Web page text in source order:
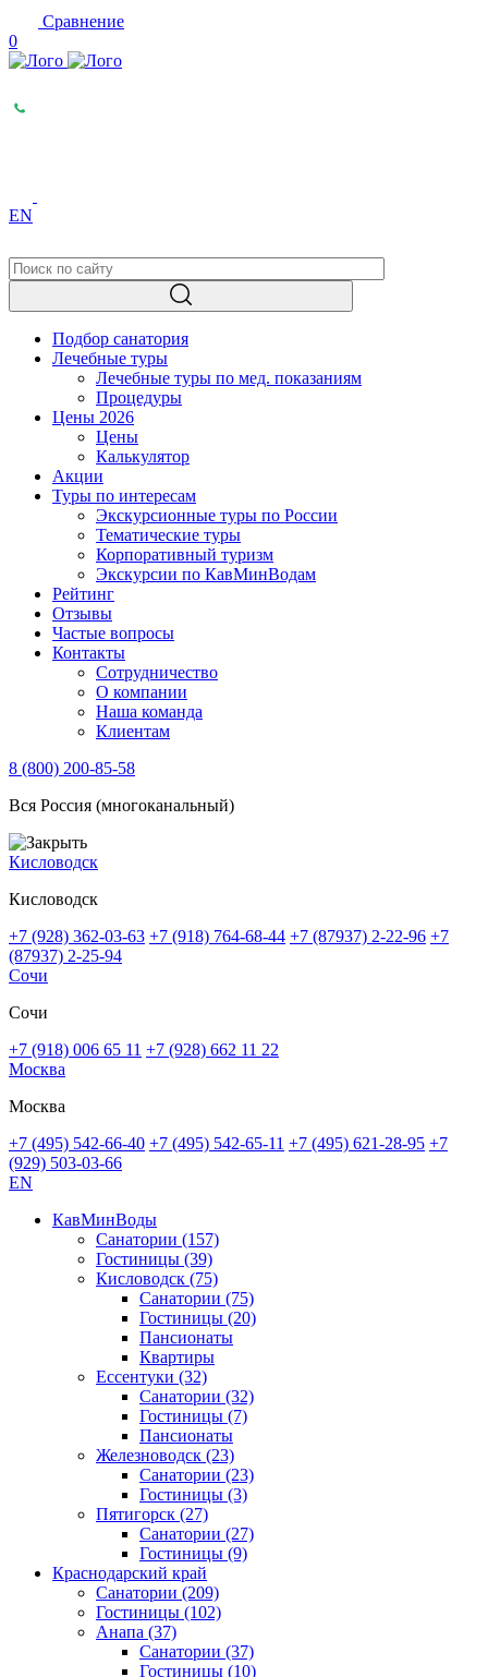
Сравнение
0
EN
Подбор санатория
Лечебные туры
Лечебные туры по мед. показаниям
Процедуры
Цены 2026
Цены
Калькулятор
Акции
Туры по интересам
Экскурсионные туры по России
Тематические туры
Корпоративный туризм
Экскурсии по КавМинВодам
Рейтинг
Отзывы
Частые вопросы
Контакты
Сотрудничество
О компании
Наша команда
Клиентам
8 (800) 200-85-58
Вся Россия (многоканальный)
Кисловодск
Кисловодск
+7 (928) 362-03-63 +7 (918) 764-68-44 +7 (87937) 2-22-96 +7
(87937) 2-25-94
Сочи
Сочи
+7 (918) 006 65 11 +7 (928) 662 11 22
Москва
Москва
+7 (495) 542-66-40 +7 (495) 542-65-11 +7 (495) 621-28-95 +7
(929) 503-03-66
EN
КавМинВоды
Санатории (157)
Гостиницы (39)
Кисловодск (75)
Санатории (75)
Гостиницы (20)
Пансионаты
Квартиры
Ессентуки (32)
Санатории (32)
Гостиницы (7)
Пансионаты
Железноводск (23)
Санатории (23)
Гостиницы (3)
Пятигорск (27)
Санатории (27)
Гостиницы (9)
Краснодарский край
Санатории (209)
Гостиницы (102)
Анапа (37)
Санатории (37)
Гостиницы (10)